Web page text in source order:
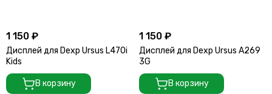
1 150 ₽
Дисплей для Dexp Ursus L470i
Kids
В корзину
1 150 ₽
Дисплей для Dexp Ursus A269
3G
В корзину